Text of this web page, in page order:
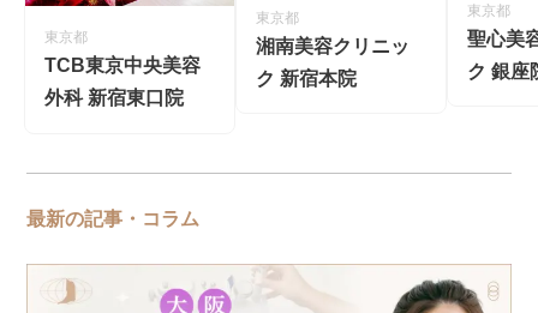
東京都
TCB東京中央美容
外科 新宿東口院
東京都
湘南美容クリニッ
ク 新宿本院
東京都
聖心美
ク 銀座
最新の記事・コラム